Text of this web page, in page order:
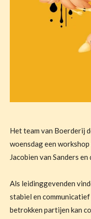
Het team van Boerderij
woensdag een
Jacobien van Sanders en
Als leidinggevenden
stabiel en
betrokken partijen kan